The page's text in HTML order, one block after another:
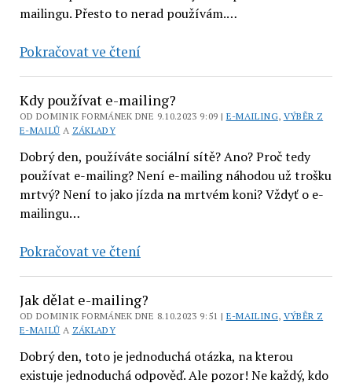
mailingu. Přesto to nerad používám.…
Pokračovat ve čteníProč
příjmení
a jmen
mailingu
nemám
rád
Kdy používat e-mailing?
OD DOMINIK FORMÁNEK DNE 9.10.2023 9:09 | E-MAILING, VÝBĚR Z
E-MAILŮ A ZÁKLADY
Dobrý den, používáte sociální sítě? Ano? Proč tedy
používat e-mailing? Není e-mailing náhodou už trošku
mrtvý? Není to jako jízda na mrtvém koni? Vždyť o e-
mailingu…
Pokračovat ve čteníKdy
e-
mailing?
Jak dělat e-mailing?
OD DOMINIK FORMÁNEK DNE 8.10.2023 9:51 | E-MAILING, VÝBĚR Z
E-MAILŮ A ZÁKLADY
Dobrý den, toto je jednoduchá otázka, na kterou
existuje jednoduchá odpověď. Ale pozor! Ne každý, kdo